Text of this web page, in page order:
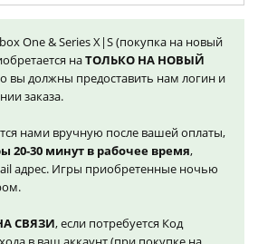
One & Series X|S (покупка на новый
наТОЛЬКО НА НОВЫЙ
вы должны предоставить нам логин и
заказа.
нами вручную после вашей оплаты,
20-30 минут в рабочее время,
адрес. Игры приобретенные ночью
СВЯЗИ, если потребуется Код